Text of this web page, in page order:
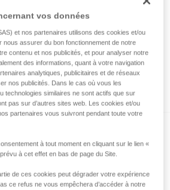
des mousquetons
vos données
et nos partenaires utilisons des cookies et/ou
nous assurer du bon fonctionnement de notre
contenu et nos publicités, et pour analyser notre
des informations, quant à votre navigation
analytiques, publicitaires et de réseaux
nos publicités. Dans le cas où vous les
technologies similaires ne sont actifs que sur
pas sur d’autres sites web. Les cookies et/ou
partenaires vous suivront pendant toute votre
à tout moment en cliquant sur le lien «
à cet effet en bas de page du Site.
de ces cookies peut dégrader votre expérience
ce refus ne vous empêchera d’accéder à notre